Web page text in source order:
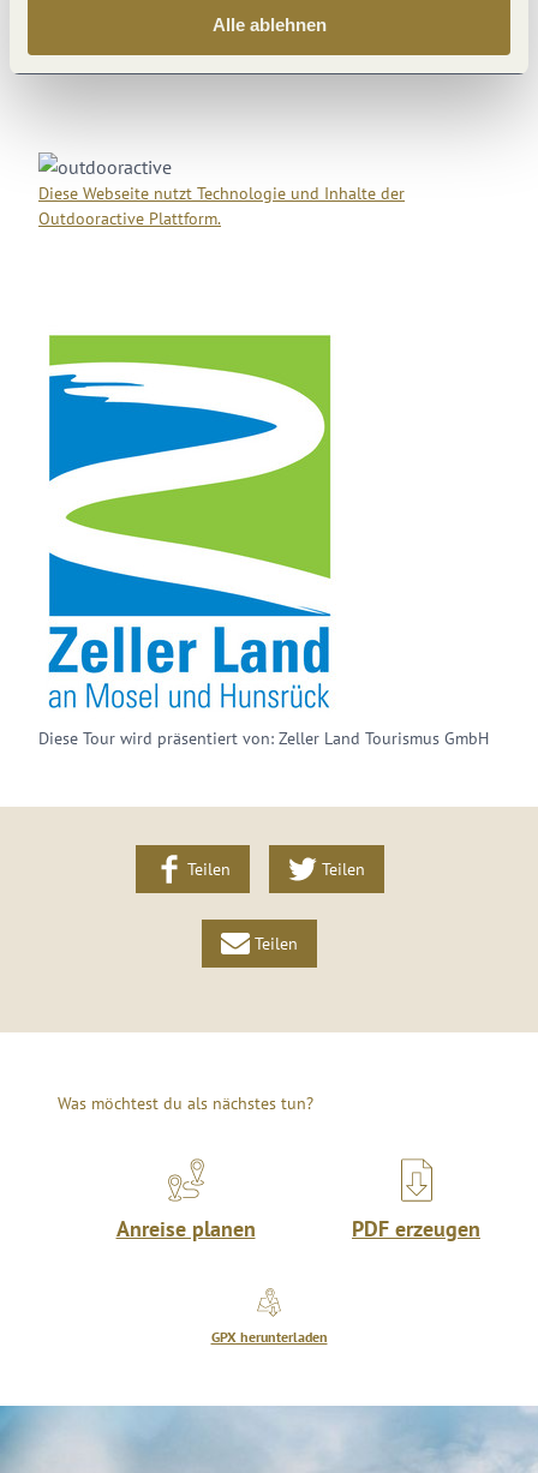
Alle ablehnen
17 °C | 31 °C
Diese Webseite nutzt Technologie und Inhalte der
Outdooractive Plattform.
Diese Tour wird präsentiert von: Zeller Land Tourismus GmbH
Teilen Teilen
Teilen
Was möchtest du als nächstes tun?
Anreise planen PDF erzeugen
GPX herunterladen